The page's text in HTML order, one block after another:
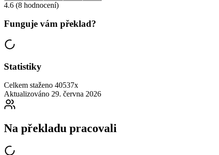
4.6 (8 hodnocení)
Funguje vám překlad?
Statistiky
Celkem staženo 40537x
Aktualizováno 29. června 2026
Na překladu pracovali